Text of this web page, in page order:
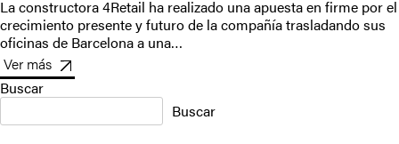
La constructora 4Retail ha realizado una apuesta en firme por el
crecimiento presente y futuro de la compañía trasladando sus
oficinas de Barcelona a una…
Ver más
Buscar
Buscar